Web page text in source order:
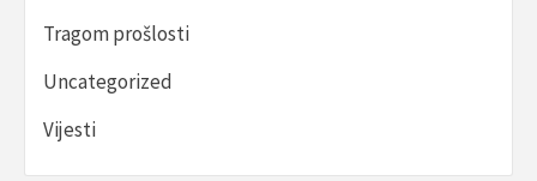
Tragom prošlosti
Uncategorized
Vijesti